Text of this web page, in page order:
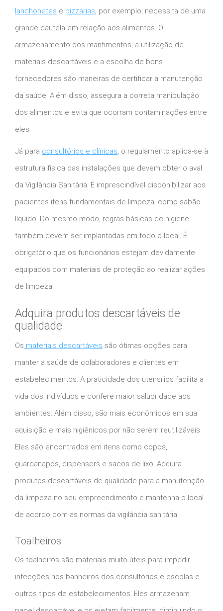
lanchonetes e pizzarias, por exemplo, necessita de uma
grande cautela em relação aos alimentos. O
armazenamento dos mantimentos, a utilização de
materiais descartáveis e a escolha de bons
fornecedores são maneiras de certificar a manutenção
da saúde. Além disso, assegura a correta manipulação
dos alimentos e evita que ocorram contaminações entre
eles.
Já para consultórios e clínicas, o regulamento aplica-se à
estrutura física das instalações que devem obter o aval
da Vigilância Sanitária. É imprescindível disponibilizar aos
pacientes itens fundamentais de limpeza, como sabão
líquido. Do mesmo modo, regras básicas de higiene
também devem ser implantadas em todo o local. É
obrigatório que os funcionários estejam devidamente
equipados com materiais de proteção ao realizar ações
de limpeza.
Adquira produtos descartáveis de
qualidade
Os materiais descartáveis são ótimas opções para
manter a saúde de colaboradores e clientes em
estabelecimentos. A praticidade dos utensílios facilita a
vida dos indivíduos e confere maior salubridade aos
ambientes. Além disso, são mais econômicos em sua
aquisição e mais higiênicos por não serem reutilizáveis.
Eles são encontrados em itens como copos,
guardanapos, dispensers e sacos de lixo. Adquira
produtos descartáveis de qualidade para a manutenção
da limpeza no seu empreendimento e mantenha o local
de acordo com as normas da vigilância sanitária.
Toalheiros
Os toalheiros são materiais muito úteis para impedir
infecções nos banheiros dos consultórios e escolas e
outros tipos de estabelecimentos. Eles armazenam